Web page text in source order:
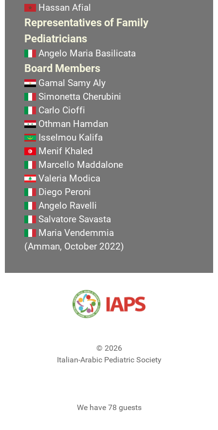
Hassan Afial
Representatives of Family
Pediatricians
Angelo Maria Basilicata
Board Members
Gamal Samy Aly
Simonetta Cherubini
Carlo Cioffi
Othman Hamdan
Isselmou Kalifa
Menif Khaled
Marcello Maddalone
Valeria Modica
Diego Peroni
Angelo Ravelli
Salvatore Savasta
Maria Vendemmia
(Amman, October 2022)
© 2026
Italian-Arabic Pediatric Society
We have 78 guests